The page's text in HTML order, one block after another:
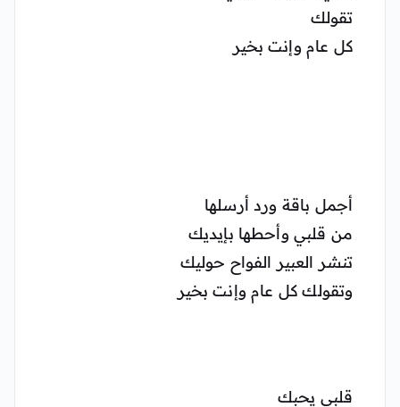
تقولك
كل عام وإنت بخير
أجمل باقة ورد أرسلها
من قلبي وأحطها بإيديك
تنشر العبير الفواح حوليك
وتقولك كل عام وإنت بخير
قلبي يحبك